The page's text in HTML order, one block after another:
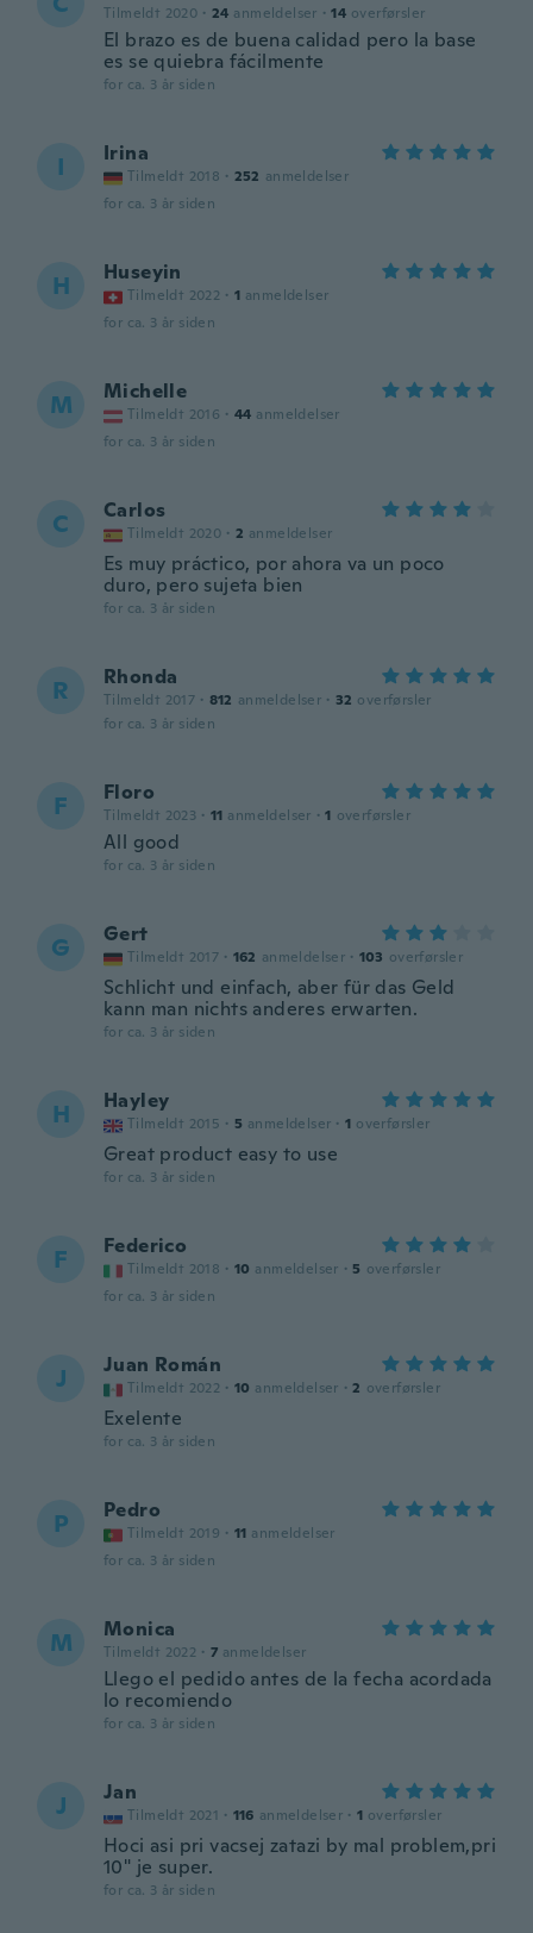
Tilmeldt 2020 · 24 anmeldelser · 14 overførsler
El brazo es de buena calidad pero la base
es se quiebra fácilmente
for ca. 3 år siden
I Irina
Tilmeldt 2018 · 252 anmeldelser
for ca. 3 år siden
H Huseyin
Tilmeldt 2022 · 1 anmeldelser
for ca. 3 år siden
M Michelle
Tilmeldt 2016 · 44 anmeldelser
for ca. 3 år siden
C Carlos
Tilmeldt 2020 · 2 anmeldelser
Es muy práctico, por ahora va un poco
duro, pero sujeta bien
for ca. 3 år siden
R Rhonda
Tilmeldt 2017 · 812 anmeldelser · 32 overførsler
for ca. 3 år siden
F Floro
Tilmeldt 2023 · 11 anmeldelser · 1 overførsler
All good
for ca. 3 år siden
G Gert
Tilmeldt 2017 · 162 anmeldelser · 103 overførsler
Schlicht und einfach, aber für das Geld
kann man nichts anderes erwarten.
for ca. 3 år siden
H Hayley
Tilmeldt 2015 · 5 anmeldelser · 1 overførsler
Great product easy to use
for ca. 3 år siden
F Federico
Tilmeldt 2018 · 10 anmeldelser · 5 overførsler
for ca. 3 år siden
J Juan Román
Tilmeldt 2022 · 10 anmeldelser · 2 overførsler
Exelente
for ca. 3 år siden
P Pedro
Tilmeldt 2019 · 11 anmeldelser
for ca. 3 år siden
M Monica
Tilmeldt 2022 · 7 anmeldelser
Llego el pedido antes de la fecha acordada
lo recomiendo
for ca. 3 år siden
J Jan
Tilmeldt 2021 · 116 anmeldelser · 1 overførsler
Hoci asi pri vacsej zatazi by mal problem,pri
10" je super.
for ca. 3 år siden